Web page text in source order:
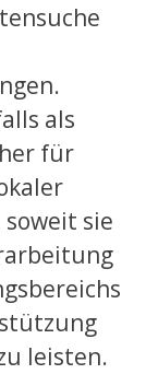
als
für
sie
leisten.